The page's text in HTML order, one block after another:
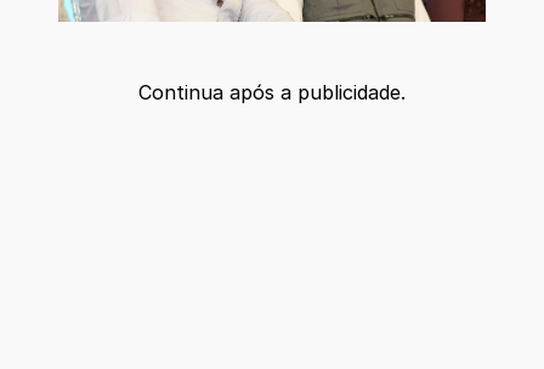
Continua após a publicidade.